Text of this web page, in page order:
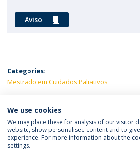
Aviso
Categories:
Mestrado em Cuidados Paliativos
LATEST NEWS
Política de Privacidade
We use cookies
We may place these for analysis of our visitor
website, show personalised content and to
experience. For more information about the
settings.